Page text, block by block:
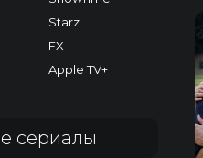
Starz
FX
Apple TV+
сериалы